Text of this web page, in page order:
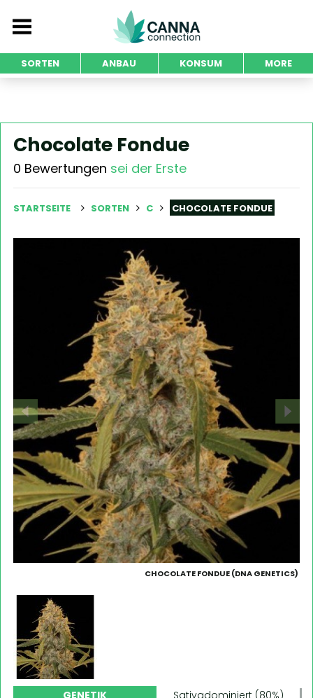
SORTEN ANBAU KONSUM MORE
Chocolate Fondue
0 Bewertungen sei der Erste
STARTSEITE SORTEN C CHOCOLATE FONDUE
CHOCOLATE FONDUE (DNA GENETICS)
GENETIK Sativadominiert (80%)